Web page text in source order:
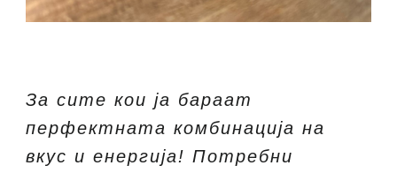
За сите кои ја бараат
перфектната комбинација на
вкус и енергија! Потребни